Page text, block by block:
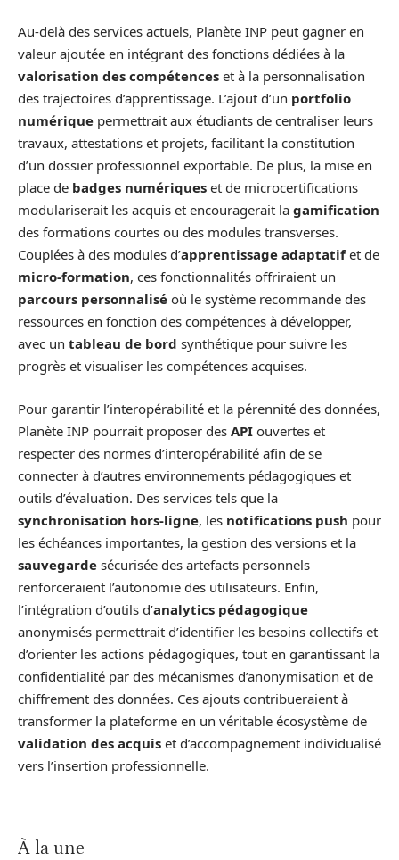
Au-delà des services actuels, Planète INP peut gagner en
valeur ajoutée en intégrant des fonctions dédiées à la
valorisation des compétences et à la personnalisation
des trajectoires d’apprentissage. L’ajout d’un portfolio
numérique permettrait aux étudiants de centraliser leurs
travaux, attestations et projets, facilitant la constitution
d’un dossier professionnel exportable. De plus, la mise en
place de badges numériques et de microcertifications
modulariserait les acquis et encouragerait la gamification
des formations courtes ou des modules transverses.
Couplées à des modules d’apprentissage adaptatifet de
micro-formation, ces fonctionnalités offriraient un
parcours personnalisé où le système recommande des
ressources en fonction des compétences à développer,
avec un tableau de bord synthétique pour suivre les
progrès et visualiser les compétences acquises.
Pour garantir l’interopérabilité et la pérennité des données,
Planète INP pourrait proposer des API ouvertes et
respecter des normes d’interopérabilité afin de se
connecter à d’autres environnements pédagogiques et
outils d’évaluation. Des services tels que la
synchronisation hors-ligne, les notifications push pour
les échéances importantes, la gestion des versions et la
sauvegarde sécurisée des artefacts personnels
renforceraient l’autonomie des utilisateurs. Enfin,
l’intégration d’outils d’analytics pédagogique
anonymisés permettrait d’identifier les besoins collectifs et
d’orienter les actions pédagogiques, tout en garantissant la
confidentialité par des mécanismes d’anonymisation et de
chiffrement des données. Ces ajouts contribueraient à
transformer la plateforme en un véritable écosystème de
validation des acquis et d’accompagnement individualisé
vers l’insertion professionnelle.
À la une